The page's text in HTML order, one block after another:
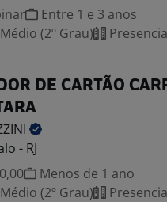
Entre 1 e 3 anos
(2º Grau)
DE CARTÃO
- RJ
Menos de 1 ano
(2º Grau)